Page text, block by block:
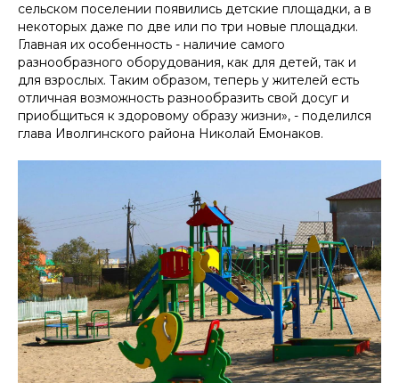
сельском поселении появились детские площадки, а в
некоторых даже по две или по три новые площадки.
Главная их особенность - наличие самого
разнообразного оборудования, как для детей, так и
для взрослых. Таким образом, теперь у жителей есть
отличная возможность разнообразить свой досуг и
приобщиться к здоровому образу жизни», - поделился
глава Иволгинского района Николай Емонаков.